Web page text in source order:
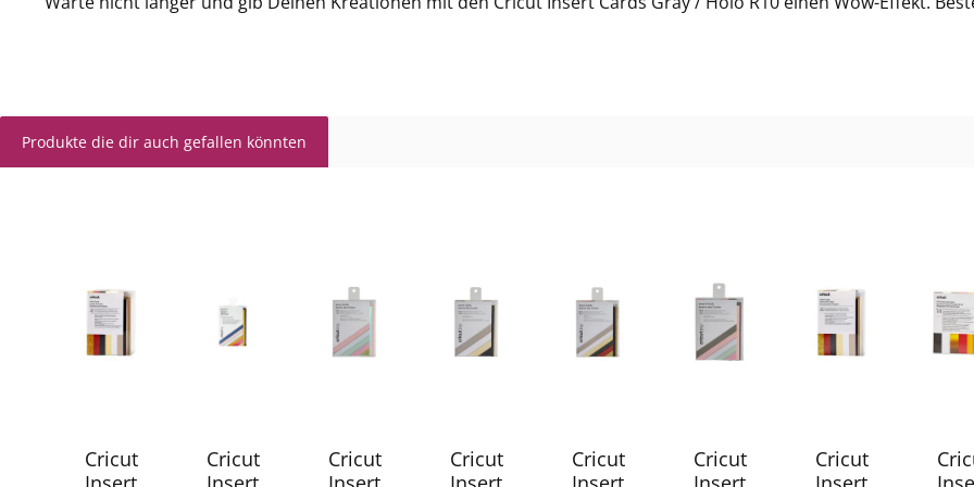
Produkte die dir auch gefallen könnten
Cricut
Cricut
Cricut
Cricut
Cricut
Cricut
Cricut